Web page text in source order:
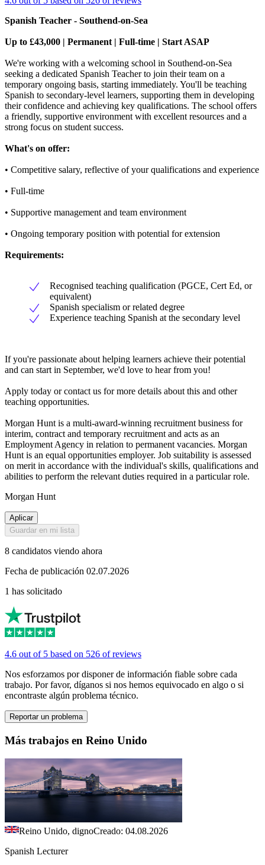
Spanish Teacher - Southend-on-Sea
Up to £43,000 | Permanent | Full-time | Start ASAP
We're working with a welcoming school in Southend-on-Sea
seeking a dedicated Spanish Teacher to join their team on a
temporary ongoing basis, starting immediately. You'll be teaching
Spanish to secondary-level learners, supporting them in developing
their confidence and achieving key qualifications. The school offers
a friendly, supportive environment with excellent resources and a
strong focus on student success.
What's on offer:
• Competitive salary, reflective of your qualifications and experience
• Full-time
• Supportive management and team environment
• Ongoing temporary position with potential for extension
Requirements:
Recognised teaching qualification (PGCE, Cert Ed, or
equivalent)
Spanish specialism or related degree
Experience teaching Spanish at the secondary level
If you're passionate about helping learners achieve their potential
and can start in September, we'd love to hear from you!
Apply today or contact us for more details about this and other
teaching opportunities.
Morgan Hunt is a multi-award-winning recruitment business for
interim, contract and temporary recruitment and acts as an
Employment Agency in relation to permanent vacancies. Morgan
Hunt is an equal opportunities employer. Job suitability is assessed
on merit in accordance with the individual's skills, qualifications and
abilities to perform the relevant duties required in a particular role.
Morgan Hunt
Aplicar
Guardar en mi lista
8 candidatos viendo ahora
Fecha de publicación 02.07.2026
1 has solicitado
4.6 out of 5 based on 526 of reviews
Nos esforzamos por disponer de información fiable sobre cada
trabajo. Por favor, díganos si nos hemos equivocado en algo o si
encontraste algún problema técnico.
Reportar un problema
Más trabajos en Reino Unido
Reino Unido, dignoCreado: 04.08.2026
Spanish Lecturer